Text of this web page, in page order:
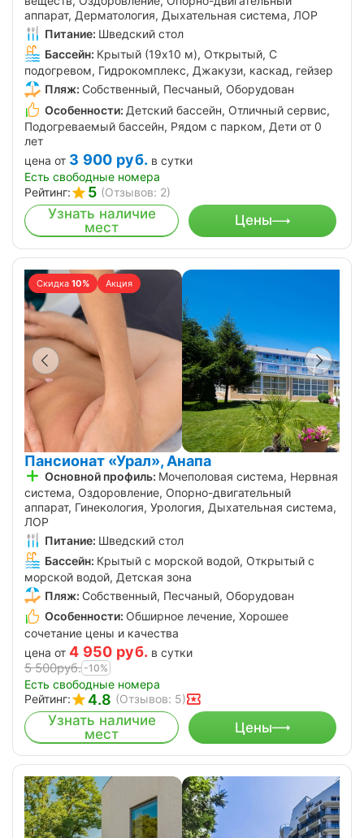
аппарат, Дерматология, Дыхательная система, ЛОР
Питание: Шведский стол
Бассейн: Крытый (19х10 м), Открытый, С
подогревом, Гидрокомплекс, Джакузи, каскад, гейзер
Пляж: Собственный, Песчаный, Оборудован
Особенности: Детский бассейн, Отличный сервис,
Подогреваемый бассейн, Рядом с парком, Дети от 0
лет
цена от 3 900 руб. в сутки
Есть свободные номера
Рейтинг:
5 (Отзывов: 2)
Узнать наличие
мест
Цены
Скидка 10% Акция
Пансионат «Урал», Анапа
Основной профиль: Мочеполовая система, Нервная
система, Оздоровление, Опорно-двигательный
аппарат, Гинекология, Урология, Дыхательная система,
ЛОР
Питание: Шведский стол
Бассейн: Крытый с морской водой, Открытый с
морской водой, Детская зона
Пляж: Собственный, Песчаный, Оборудован
Особенности: Обширное лечение, Хорошее
сочетание цены и качества
цена от 4 950 руб. в сутки
5 500руб. -10%
Есть свободные номера
Рейтинг:
4.8 (Отзывов: 5)
Узнать наличие
мест
Цены